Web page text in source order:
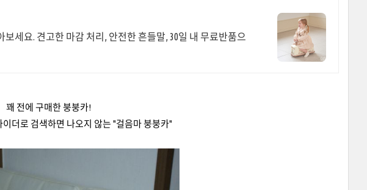
세요. 견고한 마감 처리, 안전한 흔들말, 30일 내 무료반품으
꽤 전에 구매한 붕붕카!
더로 검색하면 나오지 않는 "걸음마 붕붕카"